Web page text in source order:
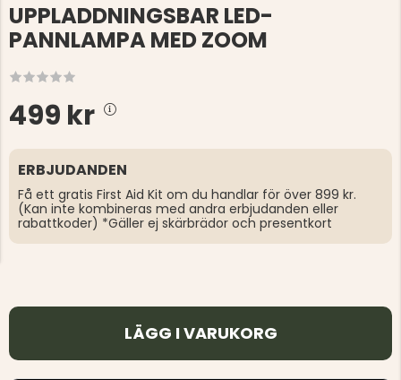
UPPLADDNINGSBAR LED-
PANNLAMPA MED ZOOM
499 kr
ERBJUDANDEN
Få ett gratis First Aid Kit om du handlar för över 899 kr.
(Kan inte kombineras med andra erbjudanden eller
rabattkoder) *Gäller ej skärbrädor och presentkort
LÄGG I VARUKORG